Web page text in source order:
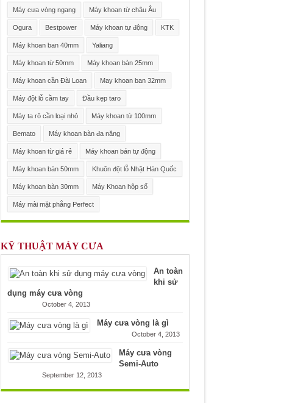
Máy cưa vòng ngang Máy khoan từ châu Âu
Ogura Bestpower Máy khoan tự động KTK
Máy khoan ban 40mm Yaliang
Máy khoan từ 50mm Máy khoan bàn 25mm
Máy khoan cần Đài Loan May khoan ban 32mm
Máy đột lỗ cầm tay Đầu kẹp taro
Máy ta rô cần loại nhỏ Máy khoan từ 100mm
Bemato Máy khoan bàn đa năng
Máy khoan từ giá rẻ Máy khoan bán tự động
Máy khoan bàn 50mm Khuôn đột lỗ Nhật Hàn Quốc
Máy khoan bàn 30mm Máy Khoan hộp số
Máy mài mặt phẳng Perfect
KỸ THUẬT MÁY CƯA
An toàn
khi sử
dụng máy cưa vòng
October 4, 2013
Máy cưa vòng là gì
October 4, 2013
Máy cưa vòng
Semi-Auto
September 12, 2013